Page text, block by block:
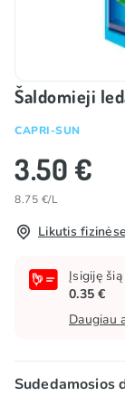
Šaldomieji
CAPRI-SUN
3.50 €
8.75 €/L
Likutis
Įsigiję
0.35 €
Daugiau
Sudedamosios